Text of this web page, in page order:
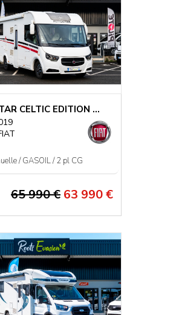
CELTIC EDITION ...
/ GASOIL / 2 pl CG
65 990 € 63 990 €